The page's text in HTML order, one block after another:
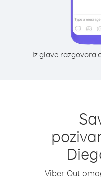
Iz glave razgovora
Viber Out